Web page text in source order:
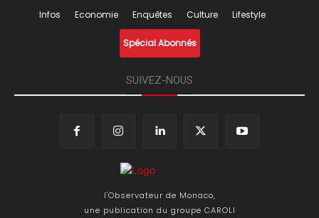
Infos Economie Enquêtes Culture Lifestyle
Spécial Abonnés
SUIVEZ-NOUS
l'Observateur de Monaco,
une publication du groupe CAROLI